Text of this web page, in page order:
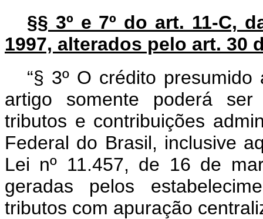
§§ 3º e 7º do art. 11-C,
1997, alterados pelo art. 30
“§ 3º O crédito
artigo somente poderá
tributos e contribuições
Federal do Brasil, inclusive
Lei nº 11.457, de 16 de
geradas pelos
tributos com apuração